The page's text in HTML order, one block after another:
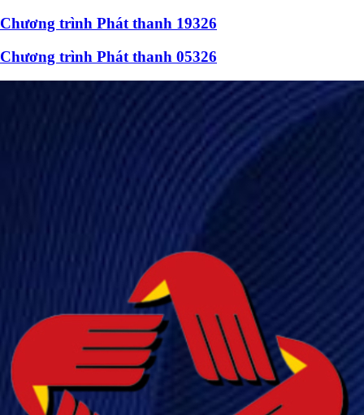
Chương trình Phát thanh 19326
Chương trình Phát thanh 05326